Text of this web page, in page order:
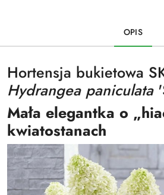
OPIS
Hortensja bukietowa
Hydrangea paniculata
Mała elegantka o
kwiatostanach